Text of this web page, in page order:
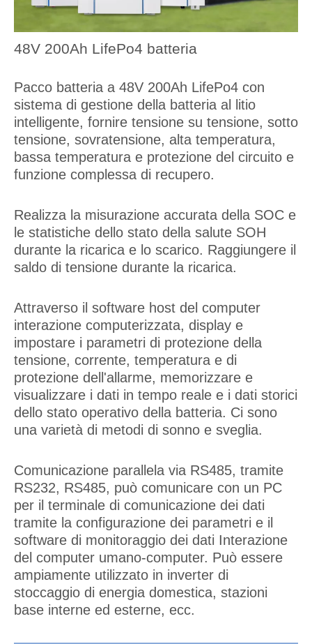
48V 200Ah LifePo4 batteria
Pacco batteria a 48V 200Ah LifePo4 con
sistema di gestione della batteria al litio
intelligente, fornire tensione su tensione, sotto
tensione, sovratensione, alta temperatura,
bassa temperatura e protezione del circuito e
funzione complessa di recupero.
Realizza la misurazione accurata della SOC e
le statistiche dello stato della salute SOH
durante la ricarica e lo scarico. Raggiungere il
saldo di tensione durante la ricarica.
Attraverso il software host del computer
interazione computerizzata, display e
impostare i parametri di protezione della
tensione, corrente, temperatura e di
protezione dell'allarme, memorizzare e
visualizzare i dati in tempo reale e i dati storici
dello stato operativo della batteria. Ci sono
una varietà di metodi di sonno e sveglia.
Comunicazione parallela via RS485, tramite
RS232, RS485, può comunicare con un PC
per il terminale di comunicazione dei dati
tramite la configurazione dei parametri e il
software di monitoraggio dei dati Interazione
del computer umano-computer. Può essere
ampiamente utilizzato in inverter di
stoccaggio di energia domestica, stazioni
base interne ed esterne, ecc.